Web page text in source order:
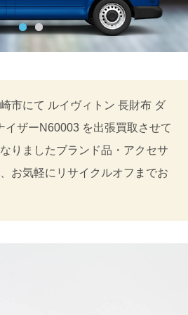
市にて ルイヴィトン 長財布 ダ
イザーN60003 を出張買取させて
りましたブランド品・アクセサ
お気軽にリサイクルオフまでお